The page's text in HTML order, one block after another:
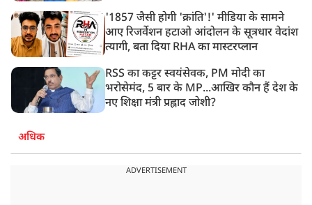
'1857 जैसी होगी 'क्रांति'!' मीडिया के सामने
आए रिजर्वेशन हटाओ आंदोलन के सूत्रधार वेदांश
त्यागी, बता दिया RHA का मास्टरप्लान
RSS का कट्टर स्वयंसेवक, PM मोदी का
भरोसेमंद, 5 बार के MP...आखिर कौन हैं देश के
नए शिक्षा मंत्री प्रह्लाद जोशी?
अधिक
ADVERTISEMENT